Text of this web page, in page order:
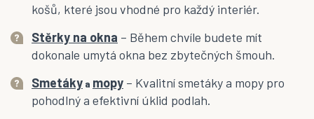
košů, které jsou vhodné pro každý interiér.
Stěrky na okna – Během chvíle budete mít
dokonale umytá okna bez zbytečných šmouh.
Smetáky a mopy – Kvalitní smetáky a mopy pro
pohodlný a efektivní úklid podlah.